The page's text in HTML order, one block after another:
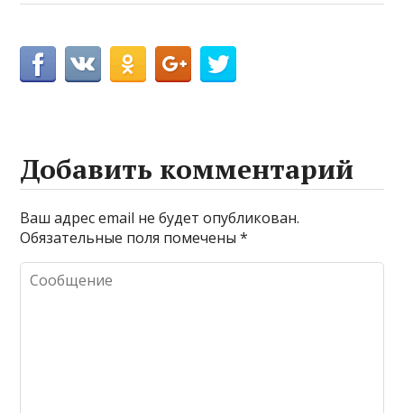
Добавить комментарий
Ваш адрес email не будет опубликован.
Обязательные поля помечены*